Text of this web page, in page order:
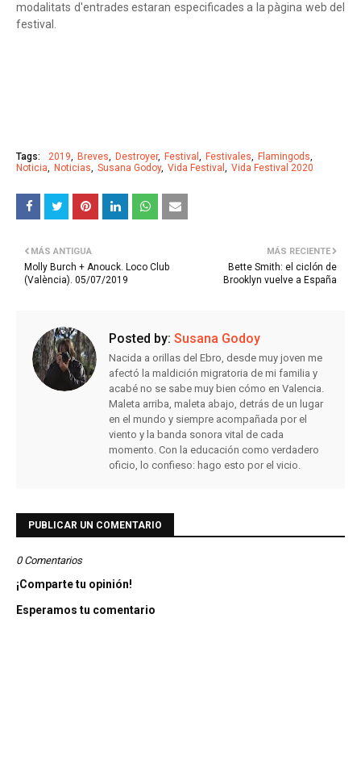
modalitats d'entrades estaran especificades a la pàgina web del
festival.
Tags: 2019 Breves Destroyer Festival Festivales
Flamingods
Noticia
Noticias Susana Godoy Vida Festival Vida Festival 2020
MÁS RECIENTE
Bette Smith: el ciclón de
Brooklyn vuelve a España
MÁS ANTIGUA
Molly Burch + Anouck. Loco Club
(València). 05/07/2019
Posted by: Susana Godoy
Nacida a orillas del Ebro, desde muy joven me
afectó la maldición migratoria de mi familia y
acabé no se sabe muy bien cómo en Valencia.
Maleta arriba, maleta abajo, detrás de un lugar
en el mundo y siempre acompañada por el
viento y la banda sonora vital de cada
momento. Con la educación como verdadero
oficio, lo confieso: hago esto por el vicio.
PUBLICAR UN COMENTARIO
0 Comentarios
¡Comparte tu opinión!
Esperamos tu comentario